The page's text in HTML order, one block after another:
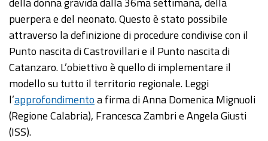
puerpera e del neonato. Questo è stato possibile
attraverso la definizione di procedure condivise con il
Punto nascita di Castrovillari e il Punto nascita di
Catanzaro. L’obiettivo è quello di implementare il
modello su tutto il territorio regionale. Leggi
l’approfondimentoa firma di Anna Domenica Mignuoli
(Regione Calabria), Francesca Zambri e Angela Giusti
(ISS).